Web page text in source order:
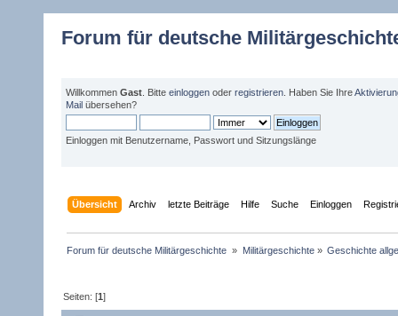
Forum für deutsche
Willkommen Gast . Bitte einloggen oder registrieren . Haben Sie Ihre
Mail übersehen?
Einloggen mit Benutzername, Passwort und Sitzungslänge
Übersicht Archiv letzte Beiträge Hilfe Suche Einloggen
Forum für deutsche Militärgeschichte » Militärgeschichte» Geschichte
Seiten: [1]